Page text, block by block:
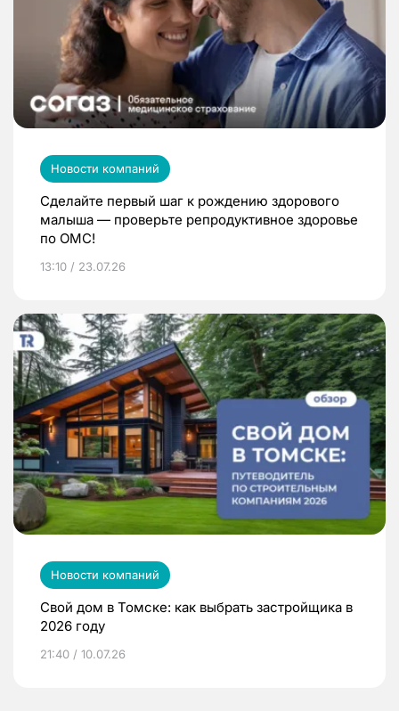
Новости компаний
Сделайте первый шаг к рождению здорового
малыша — проверьте репродуктивное здоровье
по ОМС!
13:10 / 23.07.26
Новости компаний
Свой дом в Томске: как выбрать застройщика в
2026 году
21:40 / 10.07.26